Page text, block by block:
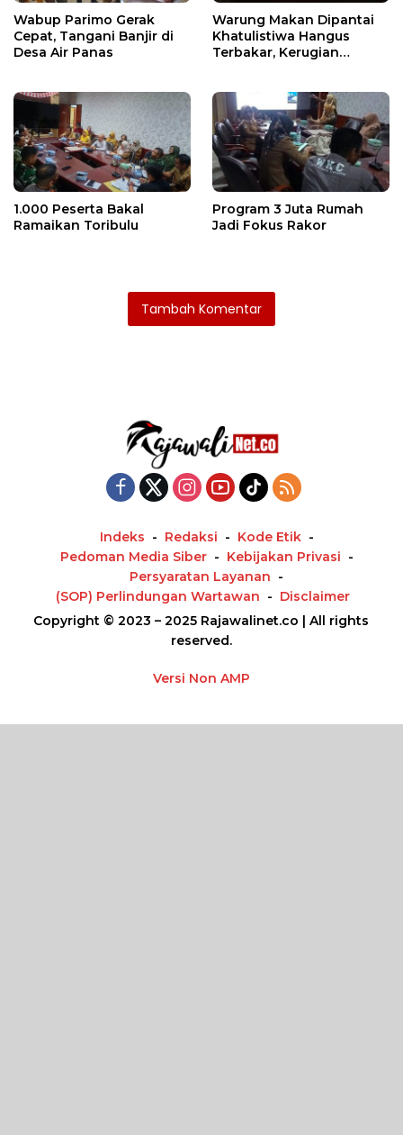
Wabup Parimo Gerak
Cepat, Tangani Banjir di
Desa Air Panas
Warung Makan Dipantai
Khatulistiwa Hangus
Terbakar, Kerugian
1.000 Peserta Bakal
Ramaikan Toribulu
Program 3 Juta Rumah
Jadi Fokus Rakor
Tambah Komentar
Indeks Redaksi
Kode Etik
Pedoman Media Siber
Kebijakan Privasi
Persyaratan Layanan
(SOP) Perlindungan Wartawan
Disclaimer
Copyright © 2023 – 2025 Rajawalinet.co | All rights
reserved.
Versi Non AMP